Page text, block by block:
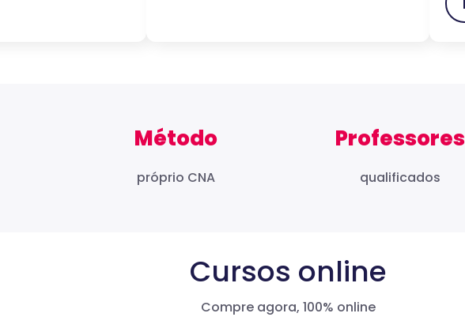
Método
próprio CNA
Professores
qualificados
Cursos online
Compre agora, 100% online